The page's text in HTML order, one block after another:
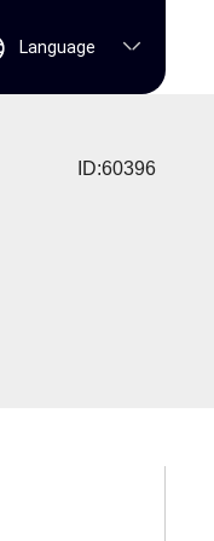
Language
ID:60396